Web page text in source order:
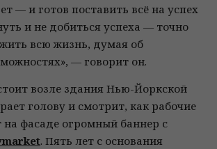
— и готов поставить всё на успех
и не добиться успеха — точно
всю жизнь, думая об
— говорит он.
возле здания Нью-Йоркской
голову и смотрит, как рабочие
на фасаде огромный баннер с
. Пять лет с основания